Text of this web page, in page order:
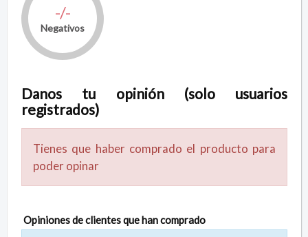
-/-
Negativos
Danos tu opinión (solo usuarios
registrados)
Tienes que haber comprado el producto para
poder opinar
Opiniones de clientes que han comprado